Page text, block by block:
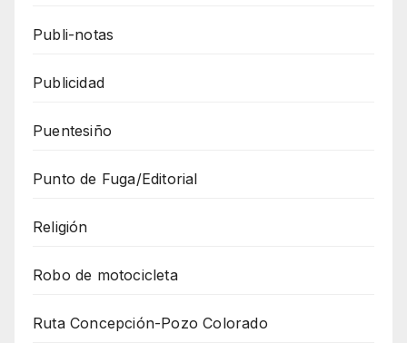
Publi-notas
Publicidad
Puentesiño
Punto de Fuga/Editorial
Religión
Robo de motocicleta
Ruta Concepción-Pozo Colorado